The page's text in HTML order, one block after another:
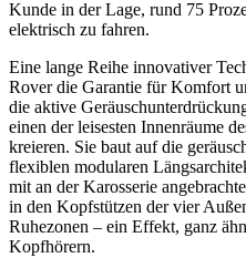
Kunde in der Lage, rund 75
elektrisch zu fahren.
Eine lange Reihe innovativer
Rover die Garantie für Komfort
die aktive
einen der leisesten Innenräume
kreieren. Sie baut auf die
flexiblen modularen
mit an der Karosserie
in den Kopfstützen der vier
Ruhezonen – ein Effekt, ganz
Kopfhörern.